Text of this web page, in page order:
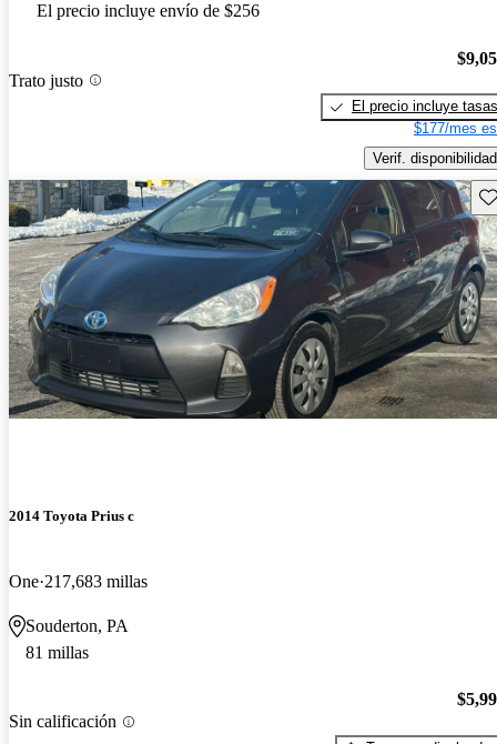
El precio incluye envío de $256
Trato justo
El precio incluye tasas
$177/mes
Verif. disponibilidad
2014 Toyota Prius c
One 217,683 millas
Souderton, PA
81 millas
Sin calificación